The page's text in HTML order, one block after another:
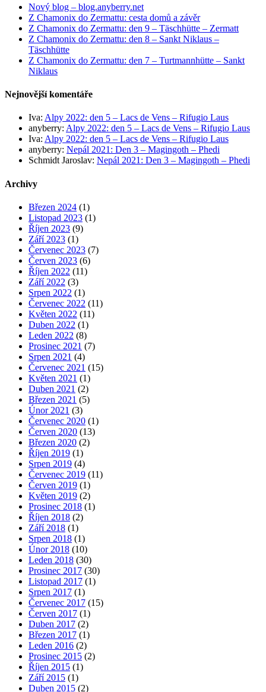
Nový blog – blog.anyberry.net
Z Chamonix do Zermattu: cesta domů a závěr
Z Chamonix do Zermattu: den 9 – Täschhütte – Zermatt
Z Chamonix do Zermattu: den 8 – Sankt Niklaus –
Täschhütte
Z Chamonix do Zermattu: den 7 – Turtmannhütte – Sankt
Niklaus
Nejnovější komentáře
Iva: Alpy 2022: den 5 – Lacs de Vens – Rifugio Laus
anyberry: Alpy 2022: den 5 – Lacs de Vens – Rifugio Laus
Iva: Alpy 2022: den 5 – Lacs de Vens – Rifugio Laus
anyberry: Nepál 2021: Den 3 – Magingoth – Phedi
Schmidt Jaroslav: Nepál 2021: Den 3 – Magingoth – Phedi
Archivy
Březen 2024 (1)
Listopad 2023 (1)
Říjen 2023 (9)
Září 2023 (1)
Červenec 2023 (7)
Červen 2023 (6)
Říjen 2022 (11)
Září 2022 (3)
Srpen 2022 (1)
Červenec 2022 (11)
Květen 2022 (11)
Duben 2022 (1)
Leden 2022 (8)
Prosinec 2021 (7)
Srpen 2021 (4)
Červenec 2021 (15)
Květen 2021 (1)
Duben 2021 (2)
Březen 2021 (5)
Únor 2021 (3)
Červenec 2020 (1)
Červen 2020 (13)
Březen 2020 (2)
Říjen 2019 (1)
Srpen 2019 (4)
Červenec 2019 (11)
Červen 2019 (1)
Květen 2019 (2)
Prosinec 2018 (1)
Říjen 2018 (2)
Září 2018 (1)
Srpen 2018 (1)
Únor 2018 (10)
Leden 2018 (30)
Prosinec 2017 (30)
Listopad 2017 (1)
Srpen 2017 (1)
Červenec 2017 (15)
Červen 2017 (1)
Duben 2017 (2)
Březen 2017 (1)
Leden 2016 (2)
Prosinec 2015 (2)
Říjen 2015 (1)
Září 2015 (1)
Duben 2015 (2)